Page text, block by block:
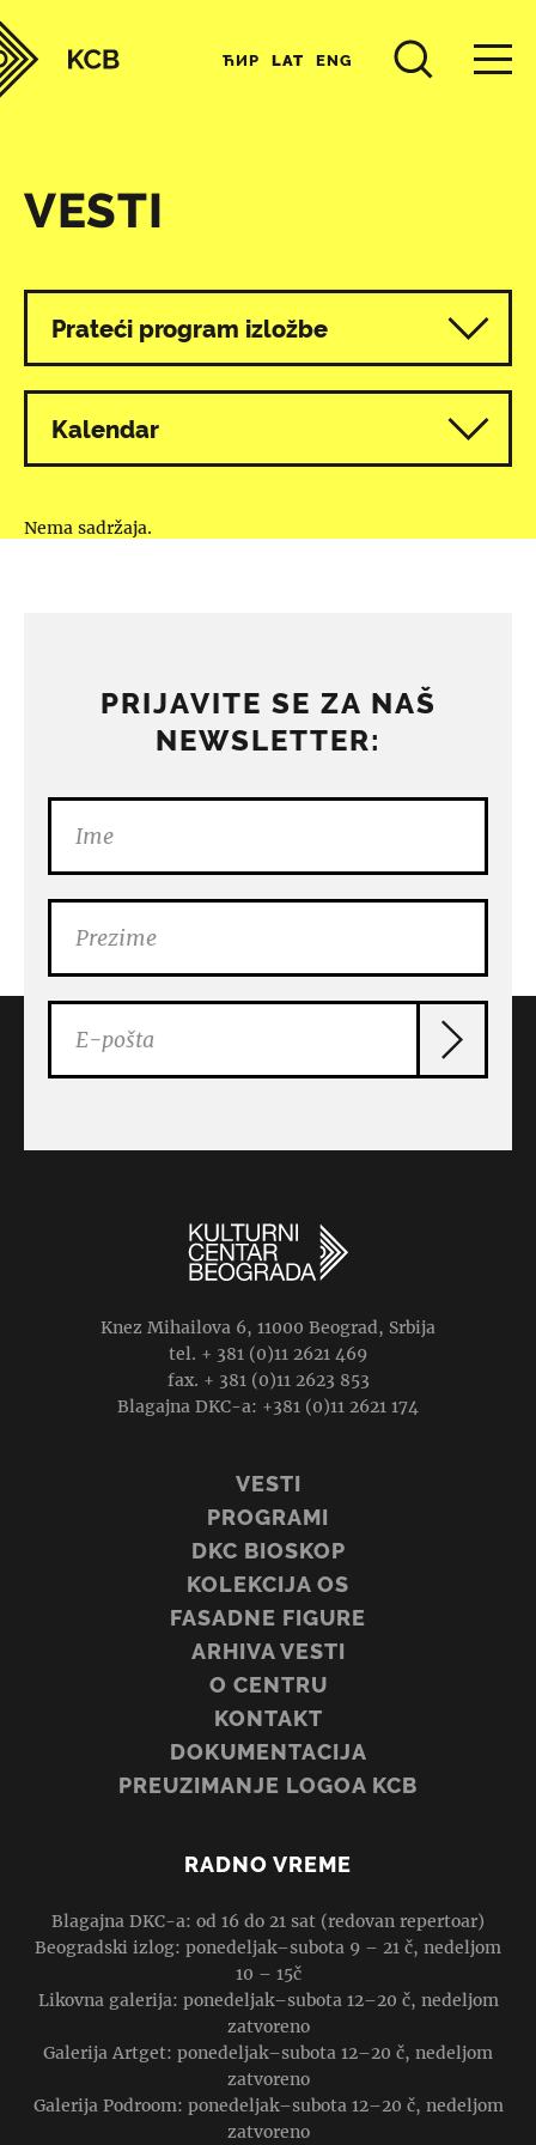
ЋИР LAT ENG
VESTI
Svi programi
Prateći program izložbe
Kalendar
Nema sadržaja.
PRIJAVITE SE ZA NAŠ
NEWSLETTER:
Knez Mihailova 6, 11000 Beograd, Srbija
tel. + 381 (0)11 2621 469
fax. + 381 (0)11 2623 853
Blagajna DKC-a: +381 (0)11 2621 174
VESTI
PROGRAMI
DKC BIOSKOP
KOLEKCIJA OS
FASADNE FIGURE
ARHIVA VESTI
O CENTRU
KONTAKT
DOKUMENTACIJA
PREUZIMANJE LOGOA KCB
RADNO VREME
Blagajna DKC-a: od 16 do 21 sat (redovan repertoar)
Beogradski izlog: ponedeljak–subota 9 – 21 č, nedeljom
10 – 15č
Likovna galerija: ponedeljak–subota 12–20 č, nedeljom
zatvoreno
Galerija Artget: ponedeljak–subota 12–20 č, nedeljom
zatvoreno
Galerija Podroom: ponedeljak–subota 12–20 č, nedeljom
zatvoreno